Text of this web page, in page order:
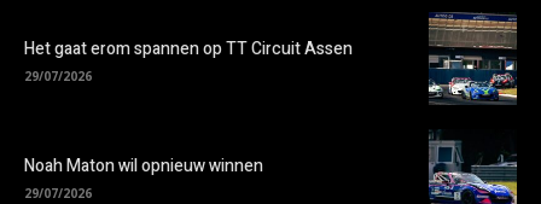
Het gaat erom spannen op TT Circuit Assen
29/07/2026
Noah Maton wil opnieuw winnen
29/07/2026